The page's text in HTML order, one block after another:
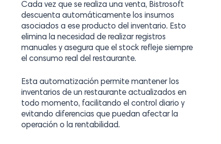
Cada vez que se realiza una venta, Bistrosoft
descuenta automáticamente los insumos
asociados a ese producto del inventario. Esto
elimina la necesidad de realizar registros
manuales y asegura que el stock refleje siempre
el consumo real del restaurante.
Esta automatización permite mantener los
inventarios de un restaurante actualizados en
todo momento, facilitando el control diario y
evitando diferencias que puedan afectar la
operación o la rentabilidad.